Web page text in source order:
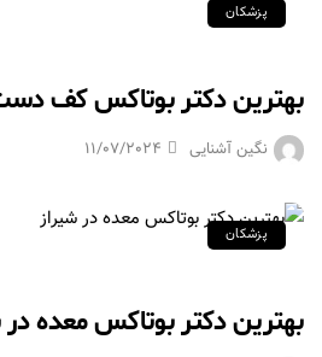
پزشکان
بهترین دکتر بوتاکس کف
نگین آشنایی 11/07/2024
پزشکان
بهترین دکتر بوتاکس معده در